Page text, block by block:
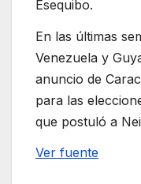
Esequibo.
En las últimas
Venezuela y
anuncio de
para las
que postuló a
Ver fuente